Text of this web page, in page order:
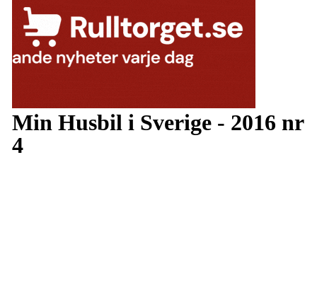
Min Husbil i Sverige - 2016 nr
4